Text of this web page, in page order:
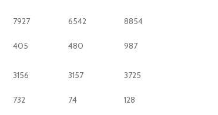
7927
405
6542
480
8854
987
3156
732
3157
74
3725
128